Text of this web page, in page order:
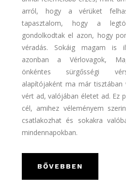
arról, hogy a vérüket
tapasztalom, hogy a
gondolkodtak el azon, hogy
véradás. Sokáig magam is
azonban a Vérlovagok,
önkéntes sürgősségi
alapítójaként ma már tisztában
vért ad, valójában életet ad. Ez
cél, amihez véleményem
csatlakozhat és sokakra
mindennapokban.
BŐVEBBEN